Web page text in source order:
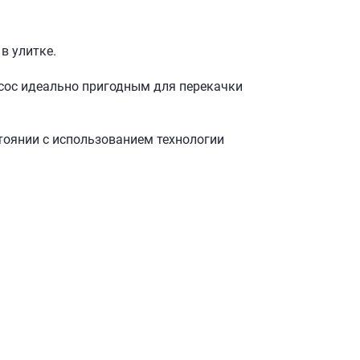
улитке.
идеально пригодным для перекачки
с использованием технологии